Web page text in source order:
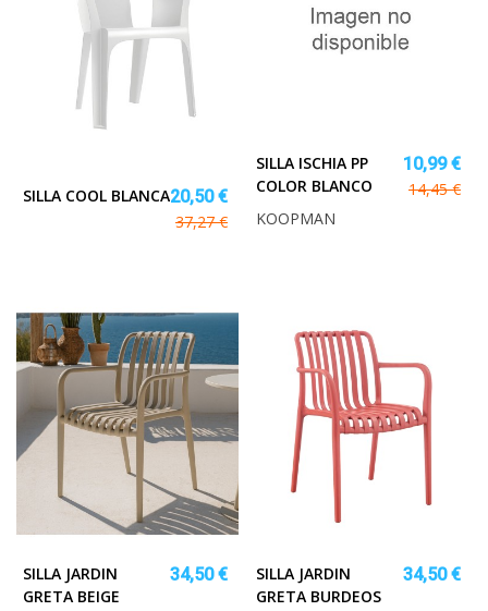
SILLA COOL BLANCA20,50 €
37,27 €
SILLA ISCHIA PP
COLOR BLANCO
10,99 €
14,45 €
KOOPMAN
SILLA JARDIN
GRETA BEIGE
34,50 €
SILLA JARDIN
GRETA BURDEOS
34,50 €